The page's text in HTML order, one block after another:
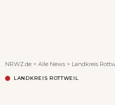
NRWZ.de > Alle News > Landkreis
LANDKREIS ROTTWEIL